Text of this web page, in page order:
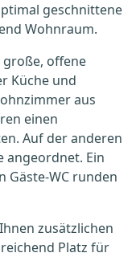
geschnittene
Wohnraum.
große, offene
Küche und
aus
einen
Auf der anderen
angeordnet. Ein
Gäste-WC runden
zusätzlichen
Platz für